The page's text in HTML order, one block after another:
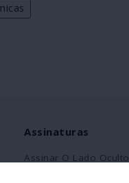
Assinaturas
Assinar O Lado Oculto